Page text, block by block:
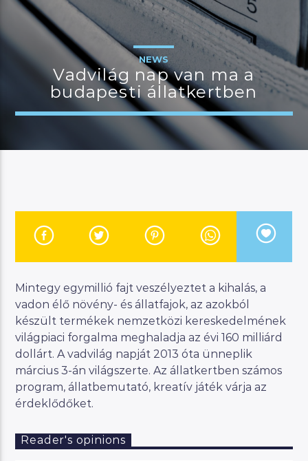
MannaFM
JELENLEGI MŰSOR
MANNA DÉLELŐTT
Manna FM
NEWS
Vadvilág nap van ma a
budapesti állatkertben
Mintegy egymillió fajt veszélyeztet a kihalás, a
vadon élő növény- és állatfajok, az azokból
készült termékek nemzetközi kereskedelmének
világpiaci forgalma meghaladja az évi 160 milliárd
dollárt. A vadvilág napját 2013 óta ünneplik
március 3-án világszerte. Az állatkertben számos
program, állatbemutató, kreatív játék várja az
érdeklődőket.
Reader's opinions